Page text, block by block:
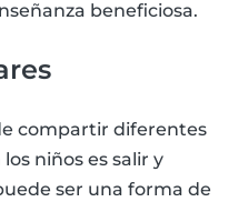
beneficiosa.
compartir diferentes
niños es salir y
ser una forma de